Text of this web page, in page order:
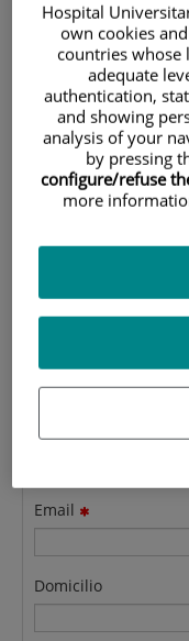
|MÁSTER
AVANZADOS DEL
REANIMACIÓN Y
|FORMULARIO DE
Indicar en el
Nombre
Email
Domicilio
Hospital
own cookies
countries whose
adequate
authentication,
and showing
analysis of your
by pressing
configure/refuse
more